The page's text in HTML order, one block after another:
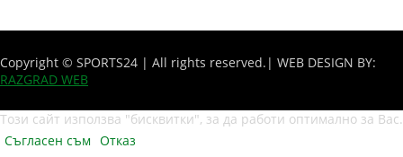
Copyright © SPORTS24 | All rights reserved. | WEB DESIGN BY:
RAZGRAD WEB
Този сайт използва "бисквитки", за да работи оптимално за Вас.
Съгласен съм Отказ